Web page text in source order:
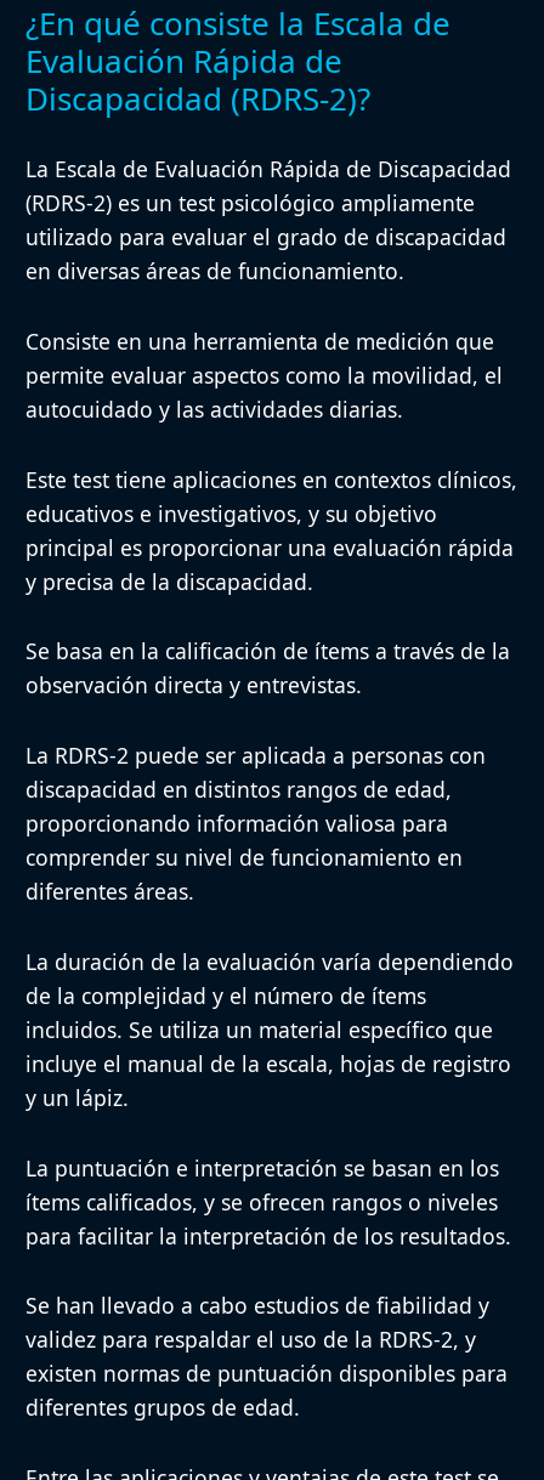
Procedimiento
Calificación de ítems basada
entrevista.
Población
Personas con discapacidad
edad.
Duración
Variable, dependiendo de la
Material Manual de la escala, hojas
Puntuación e
Interpretación
Puntuación basada en los
interpretación en función de
Fiabilidad y
Estudios de fiabilidad y
Normas
Normas de puntuación
Aplicaciones y
ventajas
Evaluación rápida, confiable
discapacidad.
¿En qué consiste la Escala de
Evaluación Rápida de
Discapacidad (RDRS-2)?
La Escala de Evaluación Rápida de Discapacidad
(RDRS-2) es un test psicológico ampliamente
utilizado para evaluar el grado de discapacidad
en diversas áreas de funcionamiento.
Consiste en una herramienta de medición que
permite evaluar aspectos como la movilidad, el
autocuidado y las actividades diarias.
Este test tiene aplicaciones en contextos clínicos,
educativos e investigativos, y su objetivo
principal es proporcionar una evaluación rápida
y precisa de la discapacidad.
Se basa en la calificación de ítems a través de la
observación directa y entrevistas.
La RDRS-2 puede ser aplicada a personas con
discapacidad en distintos rangos de edad,
proporcionando información valiosa para
comprender su nivel de funcionamiento en
diferentes áreas.
La duración de la evaluación varía dependiendo
de la complejidad y el número de ítems
incluidos. Se utiliza un material específico que
incluye el manual de la escala, hojas de registro
y un lápiz.
La puntuación e interpretación se basan en los
ítems calificados, y se ofrecen rangos o niveles
para facilitar la interpretación de los resultados.
Se han llevado a cabo estudios de fiabilidad y
validez para respaldar el uso de la RDRS-2, y
existen normas de puntuación disponibles para
diferentes grupos de edad.